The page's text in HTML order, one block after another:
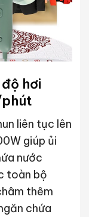
hơi
phút
liên tục lên
giúp ủi
nước
toàn bộ
thêm
chứa